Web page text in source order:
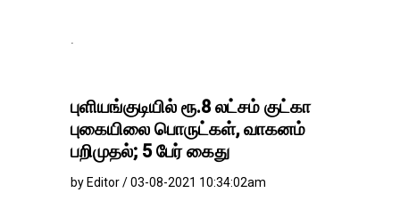
புளியங்குடியில் ரூ.8 லட்சம் குட்கா
புகையிலை பொருட்கள், வாகனம்
பறிமுதல்; 5 பேர் கைது
by Editor / 03-08-2021 10:34:02am